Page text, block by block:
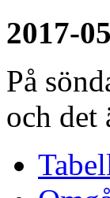
2017-
På
och det